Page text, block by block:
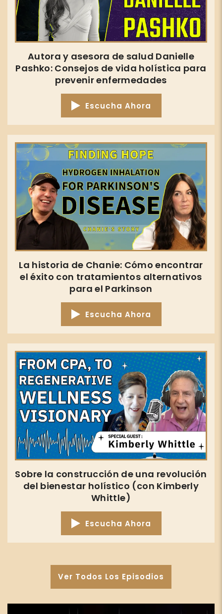
Autora y asesora de salud Danielle
Pashko: Consejos de vida holística para
prevenir enfermedades
Escucha Ahora
La historia de Chanie: Cómo encontrar
el éxito con tratamientos alternativos
para el Parkinson
Escucha Ahora
Sobre la construcción de una revolución
del bienestar holístico (con Kimberly
Whittle)
Escucha Ahora
Ver Todos Los Episodios